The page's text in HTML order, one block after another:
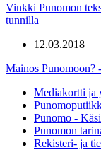
Vinkki Punomon
tunnilla
12.03.2018
Mainos Punomoon?
Mediakortti ja
Punomo -
Punomon
Rekisteri- ja